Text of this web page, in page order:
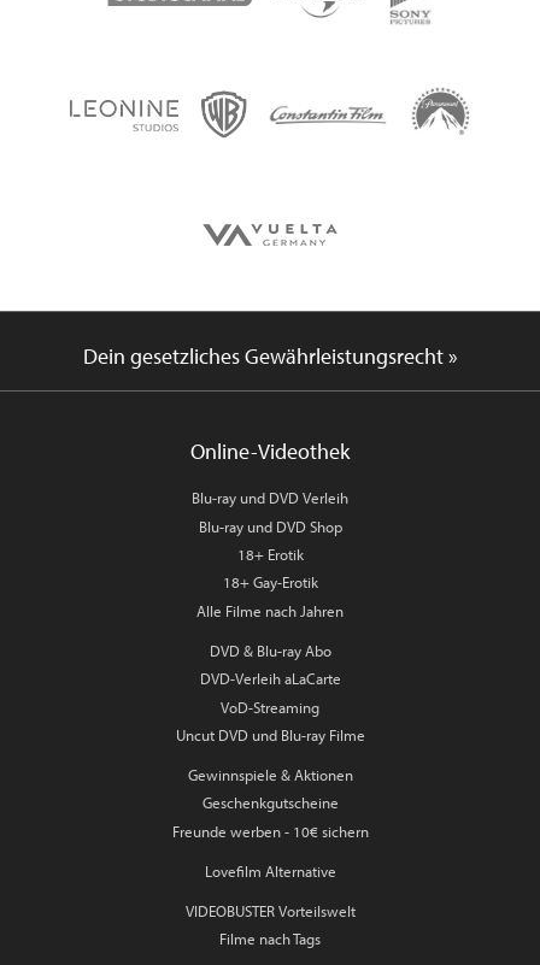
Dein gesetzliches Gewährleistungsrecht »
Online-Videothek
Blu-ray und DVD Verleih
Blu-ray und DVD Shop
18+ Erotik
18+ Gay-Erotik
Alle Filme nach Jahren
DVD & Blu-ray Abo
DVD-Verleih aLaCarte
VoD-Streaming
Uncut DVD und Blu-ray Filme
Gewinnspiele & Aktionen
Geschenkgutscheine
Freunde werben - 10€ sichern
Lovefilm Alternative
VIDEOBUSTER Vorteilswelt
Filme nach Tags